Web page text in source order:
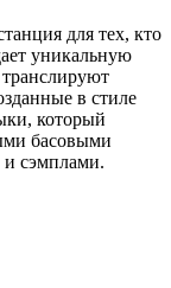
для тех, кто
уникальную
в стиле
который
басовыми
и сэмплами.